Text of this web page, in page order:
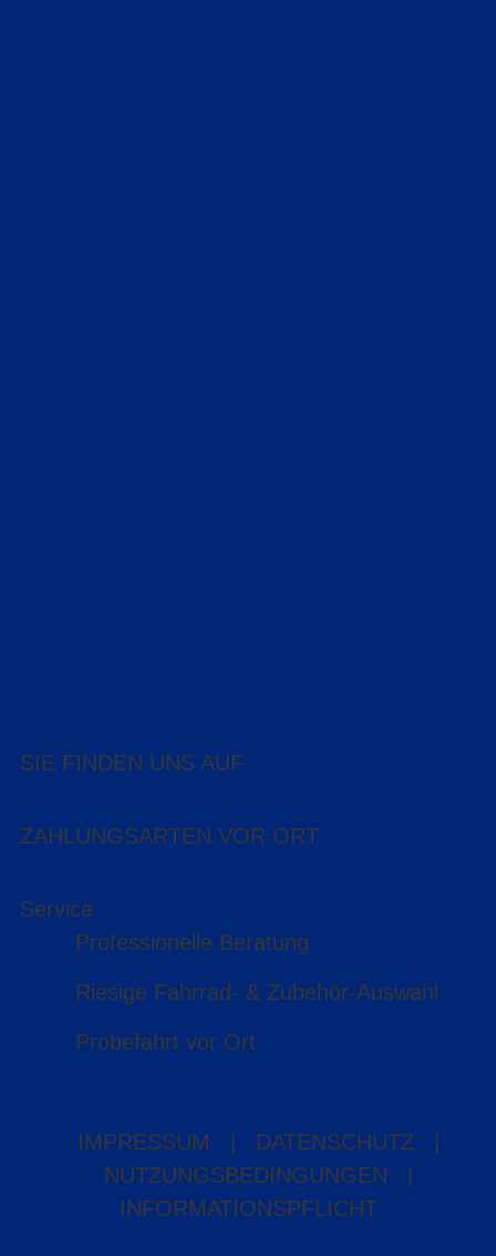
SIE FINDEN UNS AUF
ZAHLUNGSARTEN VOR ORT
Service
Professionelle Beratung
Riesige Fahrrad- & Zubehör-Auswahl
Probefahrt vor Ort
IMPRESSUM DATENSCHUTZ
NUTZUNGSBEDINGUNGEN
INFORMATIONSPFLICHT